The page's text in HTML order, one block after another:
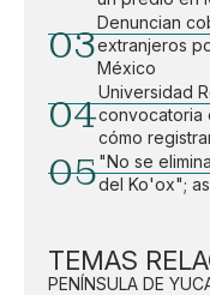
03
Denuncian
extranjeros
México
04
Universidad
convocatoria
cómo
05"No se
del Ko'ox";
TEMAS
PENÍNSULA DE